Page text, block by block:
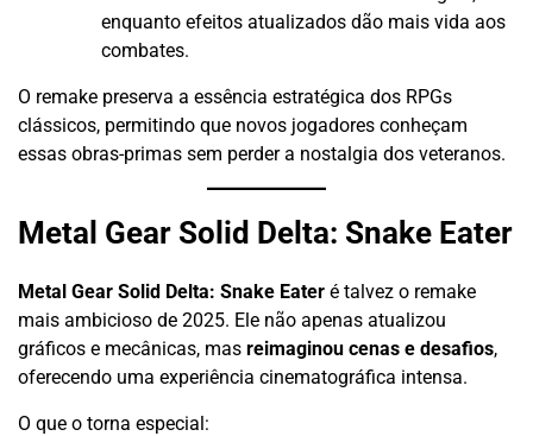
enquanto efeitos atualizados dão mais vida aos
combates.
O remake preserva a essência estratégica dos RPGs
clássicos, permitindo que novos jogadores conheçam
essas obras-primas sem perder a nostalgia dos veteranos.
Metal Gear Solid Delta: Snake Eater
Metal Gear Solid Delta: Snake Eater é talvez o remake
mais ambicioso de 2025. Ele não apenas atualizou
gráficos e mecânicas, mas reimaginou cenas e desafios,
oferecendo uma experiência cinematográfica intensa.
O que o torna especial: